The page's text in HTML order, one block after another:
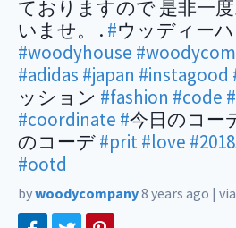
ておりますので 是非一
いませ。 . #ウッディー
#woodyhouse
#adidas #japan #instagood
ッション #fashion #code #
#coordinate #今日のコー
のコーデ#prit#love
#ootd
bywoodycompany8 years ago | via